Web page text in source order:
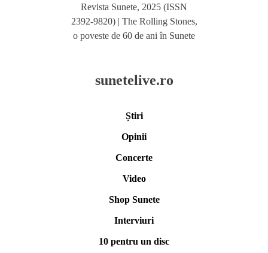
Revista Sunete, 2025 (ISSN
2392-9820) | The Rolling Stones,
o poveste de 60 de ani în Sunete
sunetelive.ro
Știri
Opinii
Concerte
Video
Shop Sunete
Interviuri
10 pentru un disc